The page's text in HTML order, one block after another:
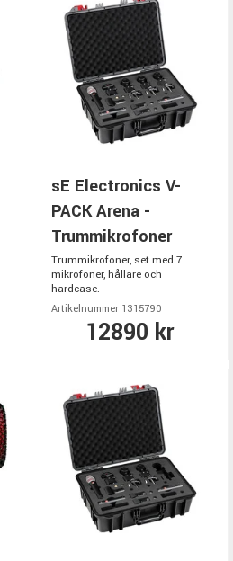
sE Electronics V-
PACK Arena -
Trummikrofoner
Trummikrofoner, set med 7
mikrofoner, hållare och
hardcase.
Artikelnummer 1315790
12890 kr